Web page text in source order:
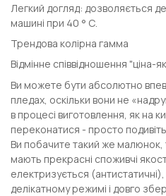
Легкий догляд: дозволяється
машині при 40 ° С.
Трендова колірна гамма
Відмінне співвідношення "ціна-
Ви можете бути абсолютно
пледах, оскільки вони не
в процесі виготовлення, як на
переконатися - просто
Ви побачите такий же малюнок,
мають прекрасні споживчі
електризується
делікатному режимі і довго